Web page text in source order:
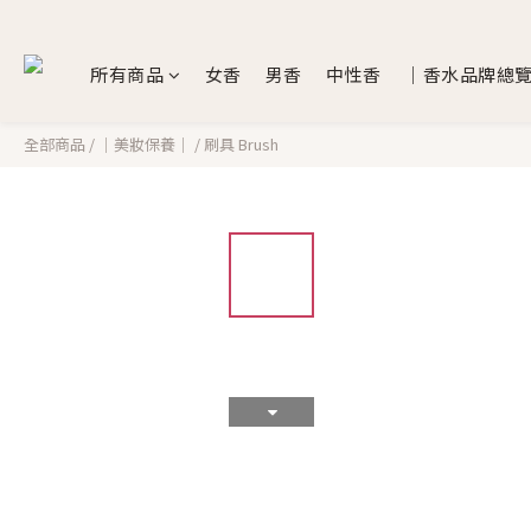
所有商品 女香 男香 中性香 ｜香水品牌總
全部商品 / ｜美妝保養｜ / 刷具 Brush